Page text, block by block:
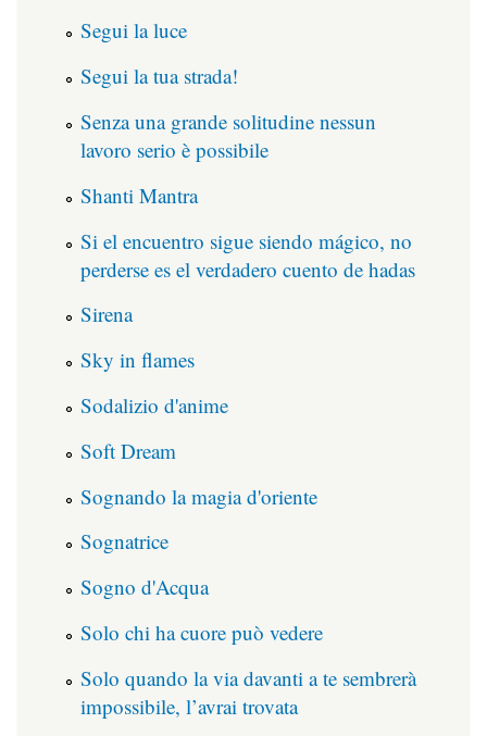
Segui la luce
Segui la tua strada!
Senza una grande solitudine nessun
lavoro serio è possibile
Shanti Mantra
Si el encuentro sigue siendo mágico, no
perderse es el verdadero cuento de hadas
Sirena
Sky in flames
Sodalizio d'anime
Soft Dream
Sognando la magia d'oriente
Sognatrice
Sogno d'Acqua
Solo chi ha cuore può vedere
Solo quando la via davanti a te sembrerà
impossibile, l’avrai trovata